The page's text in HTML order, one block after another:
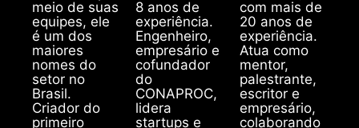
meio de suas
equipes, ele
é um dos
maiores
nomes do
setor no
Brasil.
Criador do
primeiro
8 anos de
experiência.
Engenheiro,
empresário e
cofundador
do
CONAPROC,
lidera
startups e
com mais de
20 anos de
experiência.
Atua como
mentor,
palestrante,
escritor e
empresário,
colaborando